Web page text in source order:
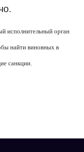
исполнительный орган
найти виновных в
санкции.